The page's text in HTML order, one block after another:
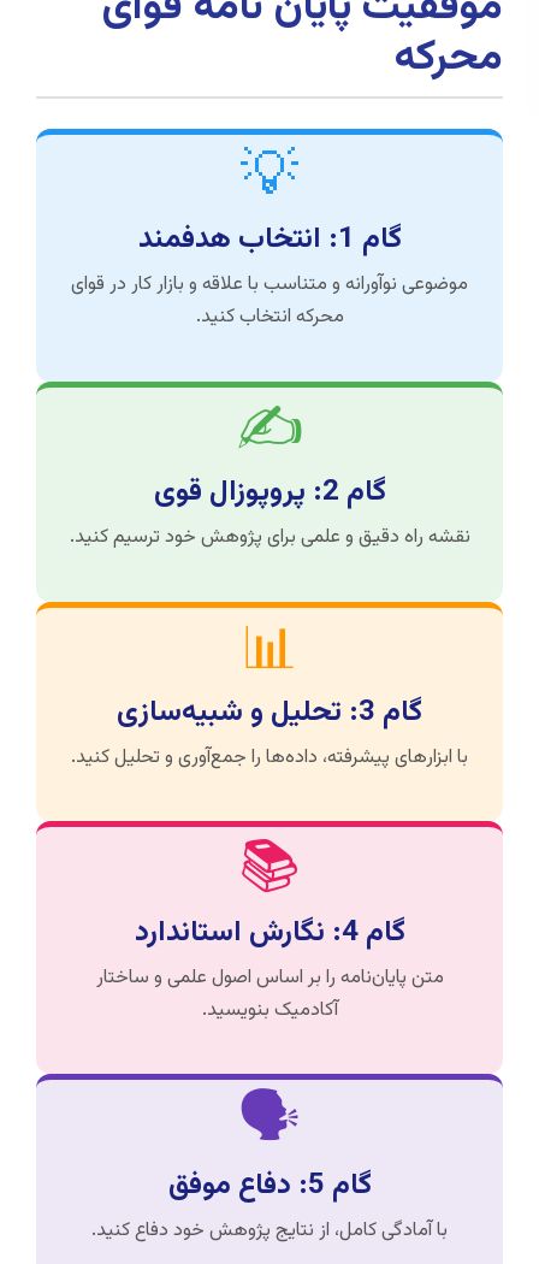
محرکه
💡
گام 1: انتخاب هدفمند
موضوعی نوآورانه و متناسب با علاقه و بازار کار در قوای
محرکه انتخاب کنید.
✍️
گام 2: پروپوزال قوی
نقشه راه دقیق و علمی برای پژوهش خود ترسیم کنید.
📊
گام 3: تحلیل و شبیه‌سازی
با ابزارهای پیشرفته، داده‌ها را جمع‌آوری و تحلیل کنید.
📚
گام 4: نگارش استاندارد
متن پایان‌نامه را بر اساس اصول علمی و ساختار
آکادمیک بنویسید.
🗣️
گام 5: دفاع موفق
با آمادگی کامل، از نتایج پژوهش خود دفاع کنید.